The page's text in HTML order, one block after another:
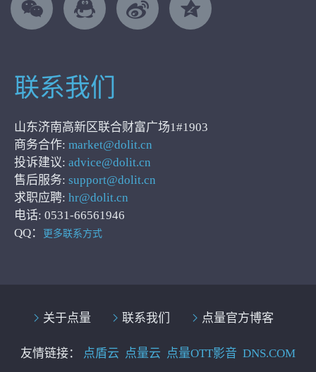
联系我们
山东济南高新区联合财富广场1#1903
商务合作: market@dolit.cn
投诉建议: advice@dolit.cn
售后服务: support@dolit.cn
求职应聘: hr@dolit.cn
电话: 0531-66561946
QQ：
更多联系方式
关于点量 联系我们 点量官方博客
友情链接： 点盾云 点量云 点量OTT影音 DNS.COM